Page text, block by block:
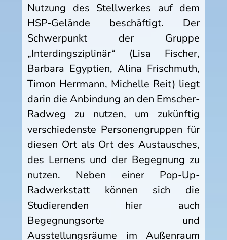
Nutzung des Stellwerkes auf dem
HSP-Gelände beschäftigt. Der
Schwerpunkt der Gruppe
„Interdingsziplinär“ (Lisa Fischer,
Barbara Egyptien, Alina Frischmuth,
Timon Herrmann, Michelle Reit) liegt
darin die Anbindung an den Emscher-
Radweg zu nutzen, um zukünftig
verschiedenste Personengruppen für
diesen Ort als Ort des Austausches,
des Lernens und der Begegnung zu
nutzen. Neben einer Pop-Up-
Radwerkstatt können sich die
Studierenden hier auch
Begegnungsorte und
Ausstellungsräume im Außenraum